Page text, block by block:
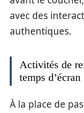
avec des
authentiques.
Activités de
temps d’écran
À la place de